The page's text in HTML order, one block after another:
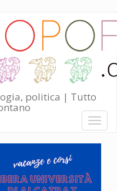
politica | Tutto
Toggle